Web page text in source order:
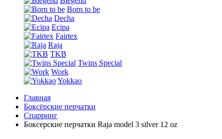
Born to be
Decha
Ecipa
Fairtex
Raja
TKB
Twins Special
Work
Yokkao
Главная
Боксёрские перчатки
Спарринг
Боксерские перчатки Raja model 3 silver 12 oz